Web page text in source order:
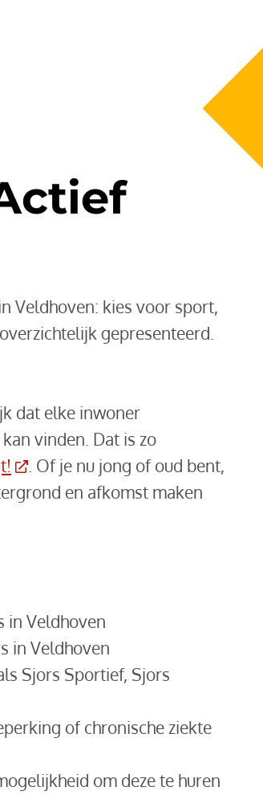
Veldhoven: kies voor sport,
gepresenteerd.
dat elke inwoner
vinden. Dat is zo
(Deze link gaat naar een externe
. Of je nu jong of oud bent,
en afkomst maken
in Veldhoven
in Veldhoven
Sjors Sportief, Sjors
of chronische ziekte
om deze te huren